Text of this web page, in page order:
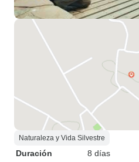
Naturaleza y Vida Silvestre
Duración
8 días